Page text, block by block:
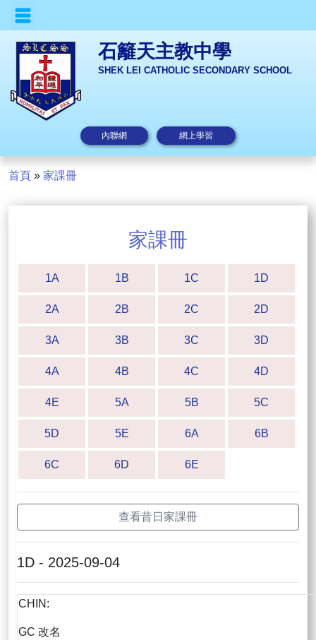
石籬天主教中學
SHEK LEI CATHOLIC SECONDARY SCHOOL
內聯網 網上學習
首頁 » 家課冊
家課冊
1A 1B 1C 1D
2A 2B 2C 2D
3A 3B 3C 3D
4A 4B 4C 4D
4E 5A 5B 5C
5D 5E 6A 6B
6C 6D 6E
查看昔日家課冊
1D - 2025-09-04
CHIN:
GC 改名